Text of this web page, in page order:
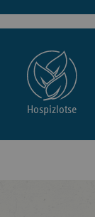
Hospizlotse